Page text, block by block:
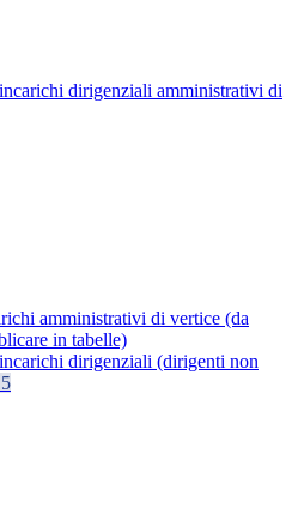
dirigenziali amministrativi di
amministrativi di vertice (da
in tabelle)
dirigenziali (dirigenti non